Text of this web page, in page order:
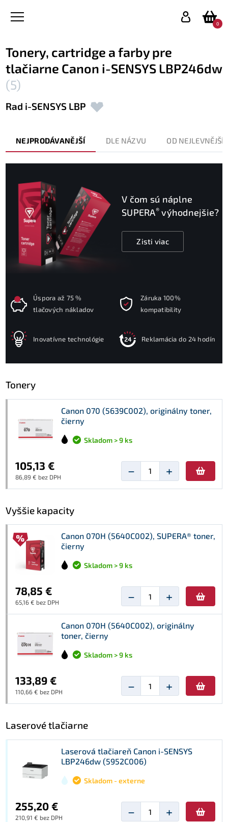
0
Tonery, cartridge a farby pre
tlačiarne Canon i-SENSYS LBP246dw
(5)
Rad i-SENSYS LBP
NEJPRODÁVANĚJŠÍ DLE NÁZVU OD
V čom sú náplne
SUPERA® výhodnejšie?
Zisti viac
Úspora až 75 %
tlačových nákladov
Záruka 100%
kompatibility
Inovatívne technológie Reklamácia do 24 hodín
Tonery
Canon 070 (5639C002), originálny toner,
čierny
Skladom > 9 ks
105,13 €
86,89 € bez DPH − +
Vyššie kapacity
Canon 070H (5640C002), SUPERA® toner,
čierny
Skladom > 9 ks
78,85 €
65,16 € bez DPH − +
Canon 070H (5640C002), originálny
toner, čierny
Skladom > 9 ks
133,89 €
110,66 € bez DPH − +
Laserové tlačiarne
Laserová tlačiareň Canon i-SENSYS
LBP246dw (5952C006)
Skladom - externe
255,20 €
210,91 € bez DPH − +